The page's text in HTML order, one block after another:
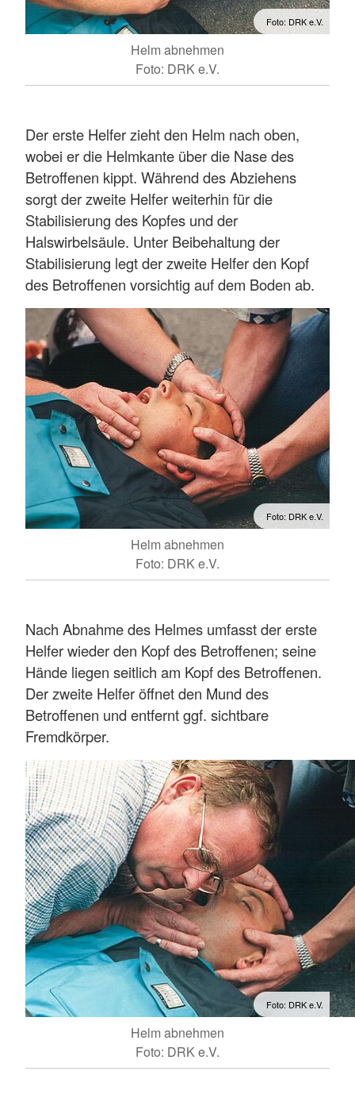
Foto: DRK e.V.
Helm abnehmen
Foto: DRK e.V.
Der erste Helfer zieht den Helm nach oben,
wobei er die Helmkante über die Nase des
Betroffenen kippt. Während des Abziehens
sorgt der zweite Helfer weiterhin für die
Stabilisierung des Kopfes und der
Halswirbelsäule. Unter Beibehaltung der
Stabilisierung legt der zweite Helfer den Kopf
des Betroffenen vorsichtig auf dem Boden ab.
Foto: DRK e.V.
Helm abnehmen
Foto: DRK e.V.
Nach Abnahme des Helmes umfasst der erste
Helfer wieder den Kopf des Betroffenen; seine
Hände liegen seitlich am Kopf des Betroffenen.
Der zweite Helfer öffnet den Mund des
Betroffenen und entfernt ggf. sichtbare
Fremdkörper.
Foto: DRK e.V.
Helm abnehmen
Foto: DRK e.V.